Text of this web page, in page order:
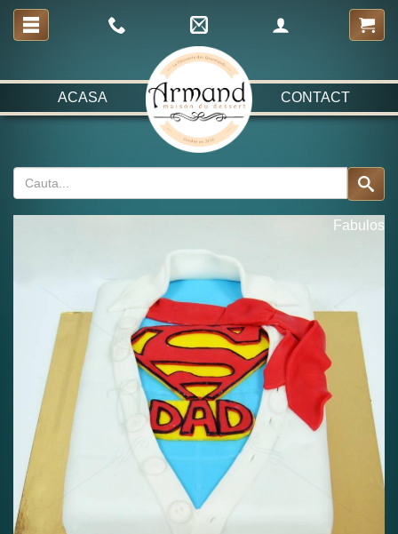
ACASA CONTACT
Fabulos